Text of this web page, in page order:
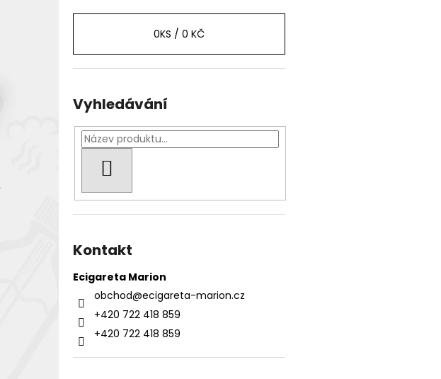
0KS / 0 KČ
Vyhledávání
Kontakt
Ecigareta Marion
obchod@ecigareta-marion.cz
+420 722 418 859
+420 722 418 859